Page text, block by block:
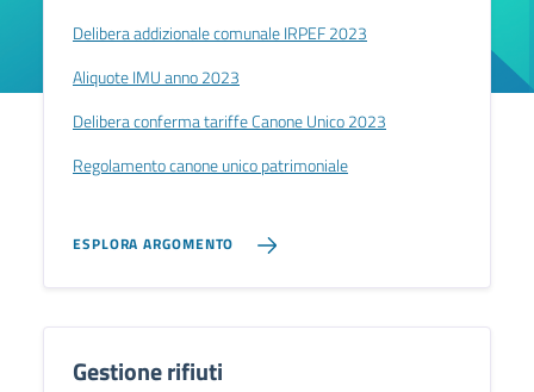
Delibera addizionale comunale IRPEF 2023
Aliquote IMU anno 2023
Delibera conferma tariffe Canone Unico 2023
Regolamento canone unico patrimoniale
ESPLORA ARGOMENTO
Gestione rifiuti